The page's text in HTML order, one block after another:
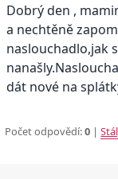
Dobrý den ,
a nechtěně
naslouchadlo,jak
dát nové na
Počet odpovědí:0 |